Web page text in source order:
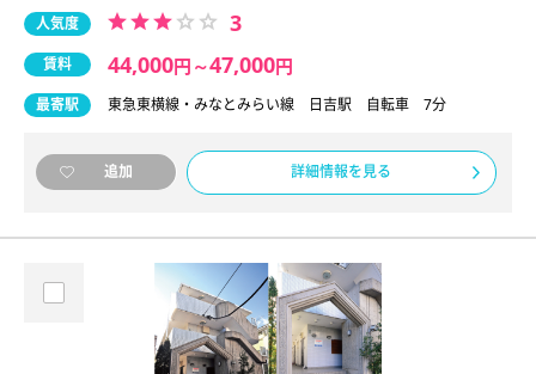
人気度 3
賃料 44,000円 ～47,000円
最寄駅 東急東横線・みなとみらい線 日吉駅 自転車 7分
追加 詳細情報を見る